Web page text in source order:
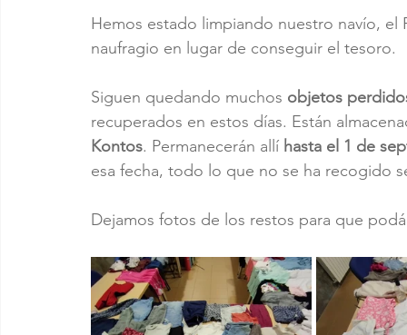
Hemos estado limpiando nuestro navío, el
naufragio en lugar de conseguir el tesoro.
Siguen quedando muchos objetos
recuperados en estos días. Están
Kontos. Permanecerán allí hasta el 1 de
esa fecha, todo lo que no se ha recogido
Dejamos fotos de los restos para que